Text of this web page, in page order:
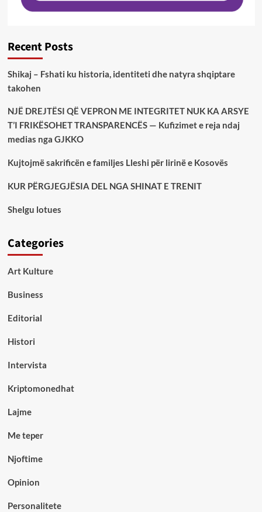
Recent Posts
Shikaj – Fshati ku historia, identiteti dhe natyra shqiptare
takohen
NJË DREJTËSI QË VEPRON ME INTEGRITET NUK KA ARSYE
T’I FRIKËSOHET TRANSPARENCËS — Kufizimet e reja ndaj
medias nga GJKKO
Kujtojmë sakrificën e familjes Lleshi për lirinë e Kosovës
KUR PËRGJEGJËSIA DEL NGA SHINAT E TRENIT
Shelgu lotues
Categories
Art Kulture
Business
Editorial
Histori
Intervista
Kriptomonedhat
Lajme
Me teper
Njoftime
Opinion
Personalitete